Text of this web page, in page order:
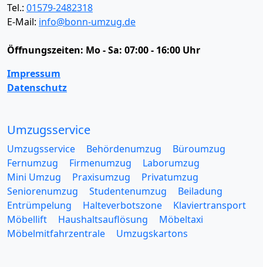
Tel.: 01579-2482318
E-Mail: info@bonn-umzug.de
Öffnungszeiten: Mo - Sa: 07:00 - 16:00 Uhr
Impressum
Datenschutz
Umzugsservice
Umzugsservice Behördenumzug
Büroumzug
Fernumzug
Firmenumzug
Laborumzug
Mini Umzug
Praxisumzug
Privatumzug
Seniorenumzug
Studentenumzug
Beiladung
Entrümpelung
Halteverbotszone
Klaviertransport
Möbellift
Haushaltsauflösung
Möbeltaxi
Möbelmitfahrzentrale
Umzugskartons